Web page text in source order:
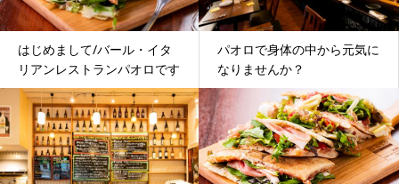
はじめまして/バール・イタ
リアンレストランパオロです
パオロで身体の中から元気に
なりませんか？